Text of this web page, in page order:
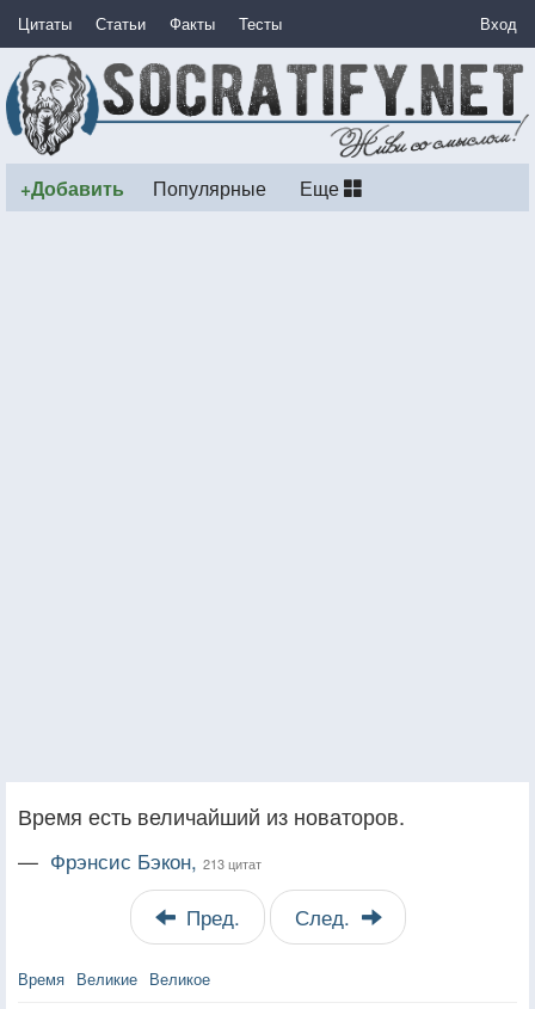
Цитаты Статьи Факты Тесты Вход
+Добавить Популярные Еще
Время есть величайший из новаторов.
— Фрэнсис Бэкон, 213 цитат
Пред. След.
Время Великие Великое